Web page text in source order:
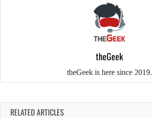
theGeek
theGeek is here since 2019.
RELATED ARTICLES